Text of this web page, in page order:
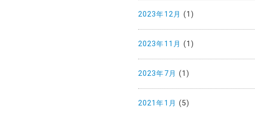
2023年12月 (1)
2023年11月 (1)
2023年7月 (1)
2021年1月 (5)